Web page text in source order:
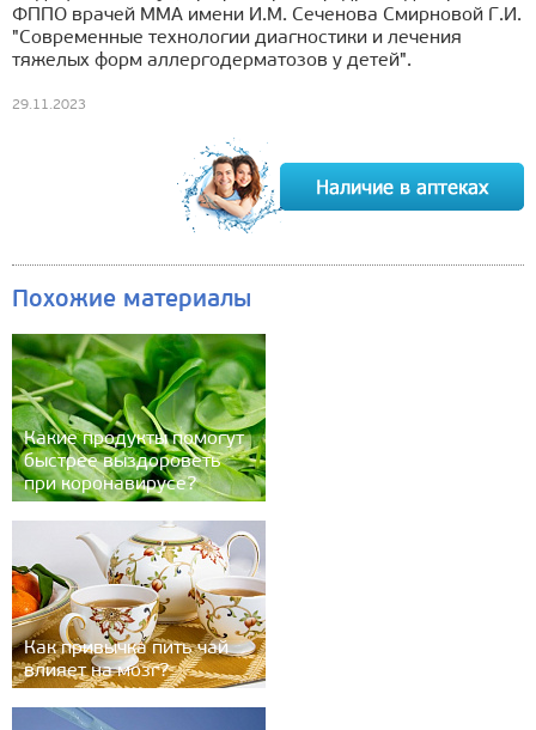
ФППО врачей ММА имени И.М. Сеченова Смирновой Г.И.
"Современные технологии диагностики и лечения
тяжелых форм аллергодерматозов у детей".
29.11.2023
Похожие материалы
Какие продукты помогут
быстрее выздороветь
при коронавирусе?
Как привычка пить чай
влияет на мозг?